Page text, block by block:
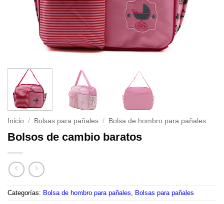
Inicio / Bolsas para pañales / Bolsa de hombro para pañales
Bolsos de cambio baratos
Categorías: Bolsa de hombro para pañales, Bolsas para pañales